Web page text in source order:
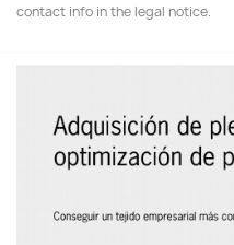
contact info in the legal notice.